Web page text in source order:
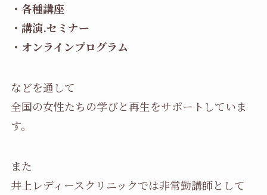
・各種講座
・講演.セミナー
・オンラインプログラム
などを通して
全国の女性たちの学びと再生をサポートしていま
す。
また
井上レディースクリニックでは非常勤講師として